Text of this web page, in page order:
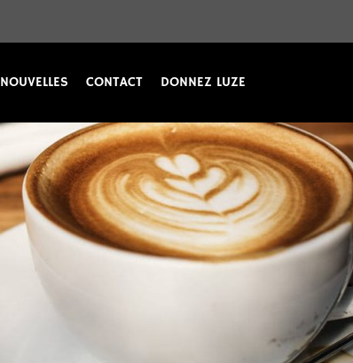
NOUVELLES CONTACT DONNEZ LUZE